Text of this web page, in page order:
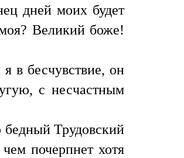
дней моих будет
Великий боже!
в бесчувствие, он
с несчастным
бедный Трудовский
почерпнет хотя